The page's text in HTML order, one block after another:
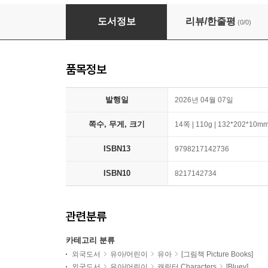
Bluey: All About Mum
도서정보 리뷰/한줄평 (0/0)
품목정보
발행일 2026년 04월 07일
쪽수, 무게, 크기 14쪽 | 110g |
ISBN13 9798217142736
ISBN10 8217142734
관련분류
카테고리 분류
외국도서 유아/어린이 유아
[그림책 Picture Books]